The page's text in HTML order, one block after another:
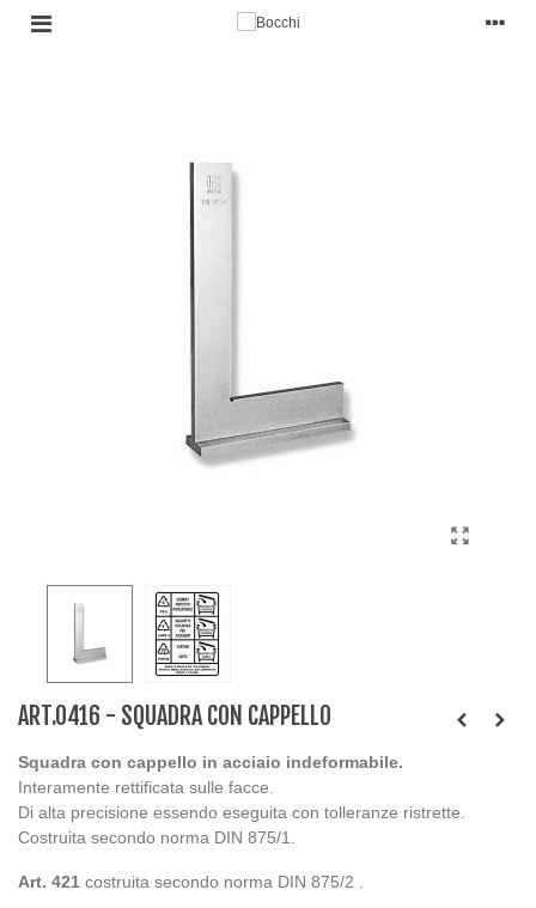
ART.0416 - SQUADRA CON CAPPELLO
Squadra con cappello in acciaio indeformabile.
Interamente rettificata sulle facce.
Di alta precisione essendo eseguita con tolleranze ristrette.
Costruita secondo norma DIN 875/1.
Art. 421 costruita secondo norma DIN 875/2 .